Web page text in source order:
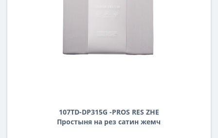
107TD-DP315G -PROS RES ZHE
Простыня на рез сатин жемч